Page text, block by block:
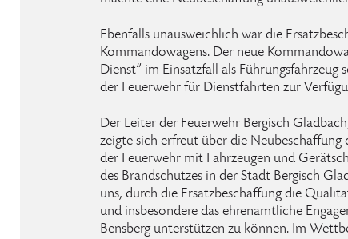
Ebenfalls unausweichlich war die
Kommandowagens. Der neue
Dienst” im Einsatzfall als Führungsfahrzeug
der Feuerwehr für Dienstfahrten zur
Der Leiter der Feuerwehr Bergisch
zeigte sich erfreut über die Neubeschaffung
der Feuerwehr mit Fahrzeugen und
des Brandschutzes in der Stadt Bergisch
uns, durch die Ersatzbeschaffung die
und insbesondere das ehrenamtliche
Bensberg unterstützen zu können. Im